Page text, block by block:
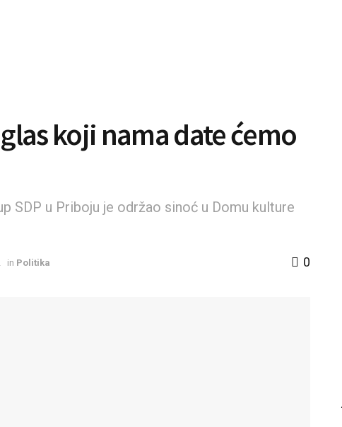
koji nama date ćemo
SDP u Priboju je održao sinoć u Domu kulture
in Politika 0